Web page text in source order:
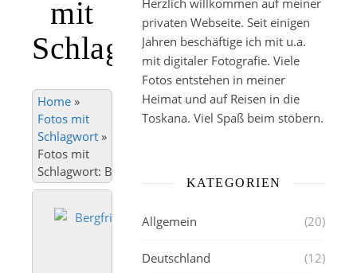
mit
Schlagwort
Home »
Fotos mit
Schlagwort »
Fotos mit
Schlagwort: Burg
Herzlich willkommen auf meiner
privaten Webseite. Seit einigen
Jahren beschäftige ich mit u.a.
mit digitaler Fotografie. Viele
Fotos entstehen in meiner
Heimat und auf Reisen in die
Toskana. Viel Spaß beim stöbern.
KATEGORIEN
Allgemein (20)
Deutschland (12)